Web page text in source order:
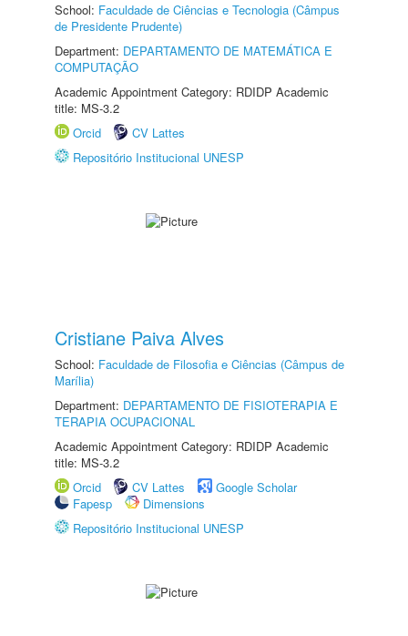
School: Faculdade de Ciências e Tecnologia (Câmpus
de Presidente Prudente)
Department: DEPARTAMENTO DE MATEMÁTICA E
COMPUTAÇÃO
Academic Appointment Category: RDIDP Academic
title: MS-3.2
Orcid
CV Lattes
Repositório Institucional UNESP
Cristiane Paiva Alves
School: Faculdade de Filosofia e Ciências (Câmpus de
Marília)
Department: DEPARTAMENTO DE FISIOTERAPIA E
TERAPIA OCUPACIONAL
Academic Appointment Category: RDIDP Academic
title: MS-3.2
Orcid
CV Lattes
Google Scholar
Fapesp
Dimensions
Repositório Institucional UNESP